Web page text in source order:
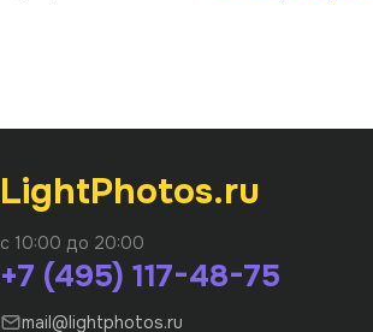
LightPhotos.ru
с 10:00 до 20:00
+7 (495) 117-48-75
mail@lightphotos.ru